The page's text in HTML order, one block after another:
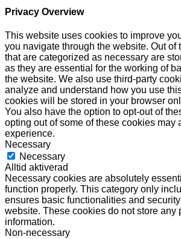
Privacy Overview
This website uses cookies to improve
you navigate through the website. Out of
that are categorized as necessary are
as they are essential for the working of
the website. We also use third-party
analyze and understand how you use
cookies will be stored in your browser
You also have the option to opt-out of
opting out of some of these cookies may
experience.
Necessary
Necessary
Alltid aktiverad
Necessary cookies are absolutely
function properly. This category only
ensures basic functionalities and
website. These cookies do not store any
information.
Non-necessary